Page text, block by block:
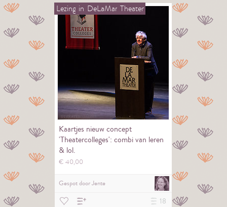
Lezing in DeLaMar Theater
Kaartjes nieuw concept
'Theatercolleges': combi van leren
& lol.
€40,00
Gespot doorJente
18